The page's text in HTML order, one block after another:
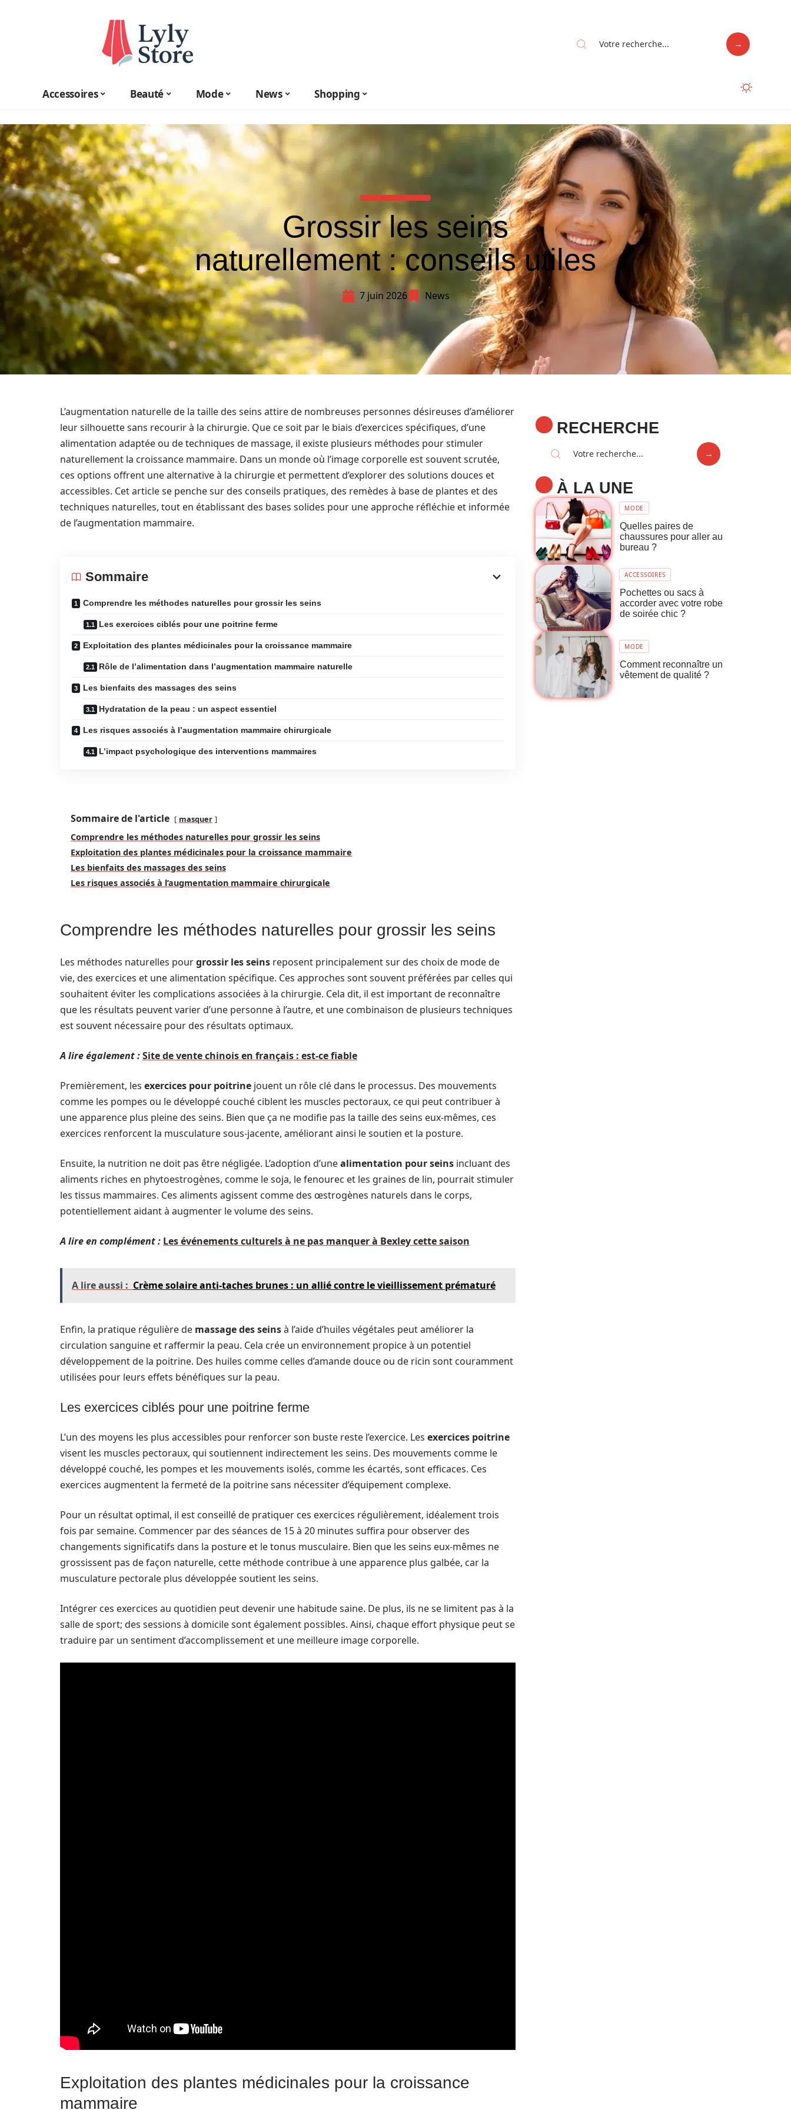
Accessoires Beauté Mode News Shopping
Grossir les seins
naturellement : conseils utiles
7 juin 2026 News
L’augmentation naturelle de la taille des seins attire de nombreuses personnes désireuses d’améliorer
leur silhouette sans recourir à la chirurgie. Que ce soit par le biais d’exercices spécifiques, d’une
alimentation adaptée ou de techniques de massage, il existe plusieurs méthodes pour stimuler
naturellement la croissance mammaire. Dans un monde où l’image corporelle est souvent scrutée,
ces options offrent une alternative à la chirurgie et permettent d’explorer des solutions douces et
accessibles. Cet article se penche sur des conseils pratiques, des remèdes à base de plantes et des
techniques naturelles, tout en établissant des bases solides pour une approche réfléchie et informée
de l’augmentation mammaire.
Sommaire
Comprendre les méthodes naturelles pour grossir les seins
Les exercices ciblés pour une poitrine ferme
Exploitation des plantes médicinales pour la croissance mammaire
Rôle de l’alimentation dans l’augmentation mammaire naturelle
Les bienfaits des massages des seins
Hydratation de la peau : un aspect essentiel
Les risques associés à l’augmentation mammaire chirurgicale
L’impact psychologique des interventions mammaires
Sommaire de l'article masquer
Comprendre les méthodes naturelles pour grossir les seins
Exploitation des plantes médicinales pour la croissance mammaire
Les bienfaits des massages des seins
Les risques associés à l’augmentation mammaire chirurgicale
Comprendre les méthodes naturelles pour grossir les seins
Les méthodes naturelles pourgrossir les seins reposent principalement sur des choix de mode de
vie, des exercices et une alimentation spécifique. Ces approches sont souvent préférées par celles qui
souhaitent éviter les complications associées à la chirurgie. Cela dit, il est important de reconnaître
que les résultats peuvent varier d’une personne à l’autre, et une combinaison de plusieurs techniques
est souvent nécessaire pour des résultats optimaux.
A lire également :Site de vente chinois en français : est-ce fiable
Premièrement, les exercices pour poitrine jouent un rôle clé dans le processus. Des mouvements
comme les pompes ou le développé couché ciblent les muscles pectoraux, ce qui peut contribuer à
une apparence plus pleine des seins. Bien que ça ne modifie pas la taille des seins eux-mêmes, ces
exercices renforcent la musculature sous-jacente, améliorant ainsi le soutien et la posture.
Ensuite, la nutrition ne doit pas être négligée. L’adoption d’unealimentation pour seins incluant des
aliments riches en phytoestrogènes, comme le soja, le fenourec et les graines de lin, pourrait stimuler
les tissus mammaires. Ces aliments agissent comme des œstrogènes naturels dans le corps,
potentiellement aidant à augmenter le volume des seins.
A lire en complément : Les événements culturels à ne pas manquer à Bexley cette saison
A lire aussi : Crème solaire anti-taches brunes : un allié contre le vieillissement prématuré
Enfin, la pratique régulière de massage des seinsà l’aide d’huiles végétales peut améliorer la
circulation sanguine et raffermir la peau. Cela crée un environnement propice à un potentiel
développement de la poitrine. Des huiles comme celles d’amande douce ou de ricin sont couramment
utilisées pour leurs effets bénéfiques sur la peau.
Les exercices ciblés pour une poitrine ferme
L’un des moyens les plus accessibles pour renforcer son buste reste l’exercice. Les exercices poitrine
visent les muscles pectoraux, qui soutiennent indirectement les seins. Des mouvements comme le
développé couché, les pompes et les mouvements isolés, comme les écartés, sont efficaces. Ces
exercices augmentent la fermeté de la poitrine sans nécessiter d’équipement complexe.
Pour un résultat optimal, il est conseillé de pratiquer ces exercices régulièrement, idéalement trois
fois par semaine. Commencer par des séances de 15 à 20 minutes suffira pour observer des
changements significatifs dans la posture et le tonus musculaire. Bien que les seins eux-mêmes ne
grossissent pas de façon naturelle, cette méthode contribue à une apparence plus galbée, car la
musculature pectorale plus développée soutient les seins.
Intégrer ces exercices au quotidien peut devenir une habitude saine. De plus, ils ne se limitent pas à la
salle de sport; des sessions à domicile sont également possibles. Ainsi, chaque effort physique peut se
traduire par un sentiment d’accomplissement et une meilleure image corporelle.
Exploitation des plantes médicinales pour la croissance
mammaire
RECHERCHE
À LA UNE
MODE
Quelles paires de
chaussures pour aller au
bureau ?
ACCESSOIRES
Pochettes ou sacs à
accorder avec votre robe
de soirée chic ?
MODE
Comment reconnaître un
vêtement de qualité ?